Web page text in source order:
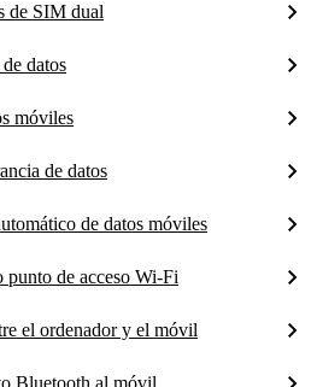
de SIM dual
datos
móviles
de datos
de datos móviles
de acceso Wi-Fi
el ordenador y el móvil
Bluetooth al móvil